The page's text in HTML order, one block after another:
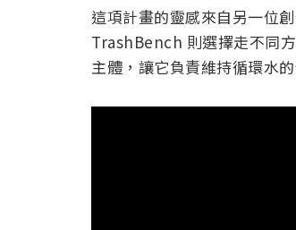
這項計畫的靈感來自另一位
TrashBench 則選擇走不同
主體，讓它負責維持循環水